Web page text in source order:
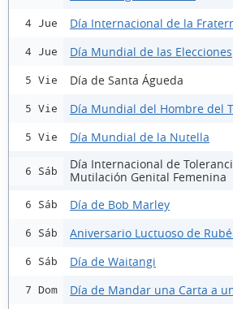
4 Jue Día Internacional de la
4 Jue Día Mundial de las Elecciones
5 Vie Día de Santa Águeda
5 Vie Día Mundial del Hombre del
5 Vie Día Mundial de la Nutella
6 Sáb
Día Internacional de
Mutilación Genital Femenina
6 Sáb Día de Bob Marley
6 Sáb Aniversario Luctuoso de
6 Sáb Día de Waitangi
7 Dom Día de Mandar una Carta a